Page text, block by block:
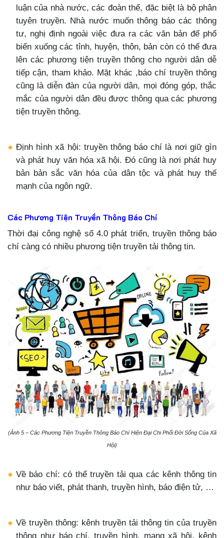
luận của nhà nước, các đoàn thể, đặc biệt là bộ phân
tuyên truyền. Nhà nước muốn thông báo các thông
tư, nghị định ngoài việc đưa ra các văn bản để phổ
biến xuống các tỉnh, huyện, thôn, bản còn có thể đưa
lên các phương tiện truyền thông cho người dân dễ
tiếp cận, tham khảo. Mặt khác ,báo chí truyền thông
cũng là diễn đàn của người dân, mọi đóng góp, thắc
mắc của người dân đều được thông qua các phương
tiện truyền thông.
Định hình xã hội: truyền thông báo chí là nơi giữ gìn
và phát huy văn hóa xã hội. Đó cũng là nơi phát huy
bản bản sắc văn hóa của dân tộc và phát huy thế
mạnh của ngôn ngữ.
Các Phương Tiện Truyền Thông Báo Chí
Thời đại công nghệ số 4.0 phát triển, truyền thông báo
chí càng có nhiều phương tiện truyền tải thông tin.
(Ảnh 5 – Các Phương Tiện Truyền Thông Báo Chí Hiện Đại Chi Phối Đời Sống Của Xã
Hội)
Về báo chí: có thể truyền tải qua các kênh thông tin
như báo viết, phát thanh, truyền hình, báo điện tử, …
Về truyền thông: kênh truyền tải thông tin của truyền
thông như báo chí, truyền hình, mạng xã hội, kênh